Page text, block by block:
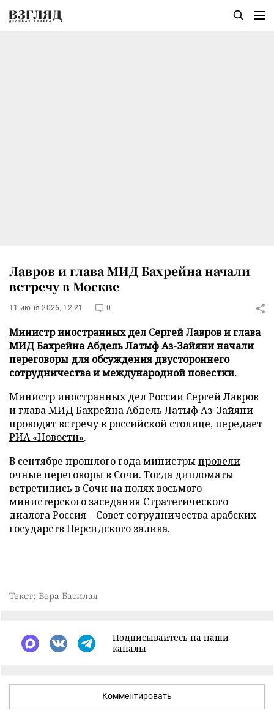
Лавров и глава МИД Бахрейна начали
встречу в Москве
11 июня 2026, 12:21 0
Министр иностранных дел Сергей Лавров и глава
МИД Бахрейна Абдель Латыф Аз-Зайяни начали
переговоры для обсуждения двустороннего
сотрудничества и международной повестки.
Министр иностранных дел России Сергей Лавров
и глава МИД Бахрейна Абдель Латыф Аз-Зайяни
проводят встречу в российской столице, передает
РИА «Новости».
В сентябре прошлого года министрыпровели
очные переговоры в Сочи. Тогда дипломаты
встретились в Сочи на полях восьмого
министерского заседания Стратегического
диалога Россия – Совет сотрудничества арабских
государств Персидского залива.
Текст: Вера Басилая
Подписывайтесь на наши
каналы
Комментировать